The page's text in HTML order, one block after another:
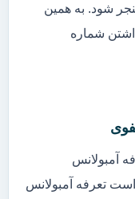
شود. به همین
شماره
آمبولانس
تعرفه آمبولانس